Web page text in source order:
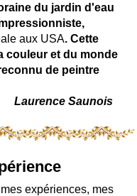
du jardin d'eau
aux USA. Cette
couleur et du monde
de peintre
Laurence Saunois
expériences, mes